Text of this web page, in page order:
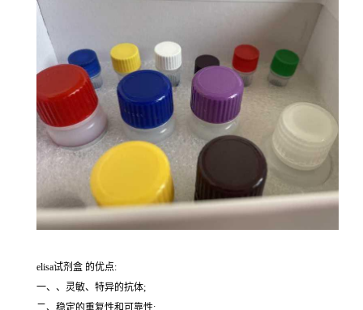
elisa试剂盒 的优点:
一、、灵敏、特异的抗体;
二、稳定的重复性和可靠性;